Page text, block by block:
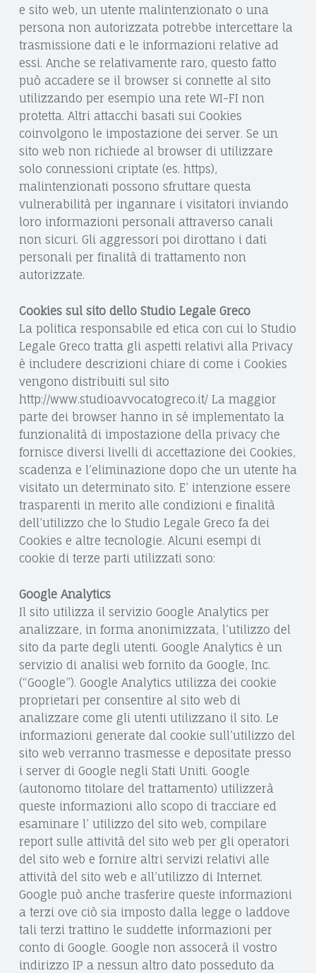
e sito web, un utente malintenzionato o una
persona non autorizzata potrebbe intercettare la
trasmissione dati e le informazioni relative ad
essi. Anche se relativamente raro, questo fatto
può accadere se il browser si connette al sito
utilizzando per esempio una rete WI-FI non
protetta. Altri attacchi basati sui Cookies
coinvolgono le impostazione dei server. Se un
sito web non richiede al browser di utilizzare
solo connessioni criptate (es. https),
malintenzionati possono sfruttare questa
vulnerabilità per ingannare i visitatori inviando
loro informazioni personali attraverso canali
non sicuri. Gli aggressori poi dirottano i dati
personali per finalità di trattamento non
autorizzate.
Cookies sul sito dello Studio Legale Greco
La politica responsabile ed etica con cui lo Studio
Legale Greco tratta gli aspetti relativi alla Privacy
è includere descrizioni chiare di come i Cookies
vengono distribuiti sul sito
http://www.studioavvocatogreco.it/ La maggior
parte dei browser hanno in sé implementato la
funzionalità di impostazione della privacy che
fornisce diversi livelli di accettazione dei Cookies,
scadenza e l’eliminazione dopo che un utente ha
visitato un determinato sito. E’ intenzione essere
trasparenti in merito alle condizioni e finalità
dell’utilizzo che lo Studio Legale Greco fa dei
Cookies e altre tecnologie. Alcuni esempi di
cookie di terze parti utilizzati sono:
Google Analytics
Il sito utilizza il servizio Google Analytics per
analizzare, in forma anonimizzata, l’utilizzo del
sito da parte degli utenti. Google Analytics è un
servizio di analisi web fornito da Google, Inc.
(“Google”). Google Analytics utilizza dei cookie
proprietari per consentire al sito web di
analizzare come gli utenti utilizzano il sito. Le
informazioni generate dal cookie sull’utilizzo del
sito web verranno trasmesse e depositate presso
i server di Google negli Stati Uniti. Google
(autonomo titolare del trattamento) utilizzerà
queste informazioni allo scopo di tracciare ed
esaminare l’ utilizzo del sito web, compilare
report sulle attività del sito web per gli operatori
del sito web e fornire altri servizi relativi alle
attività del sito web e all’utilizzo di Internet.
Google può anche trasferire queste informazioni
a terzi ove ciò sia imposto dalla legge o laddove
tali terzi trattino le suddette informazioni per
conto di Google. Google non assocerà il vostro
indirizzo IP a nessun altro dato posseduto da